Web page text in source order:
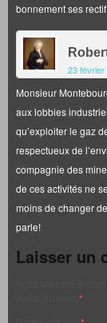
bonnement ses
23 février
Monsieur
aux lobbies
qu’exploiter le gaz
respectueux de
compagnie des
de ces activités ne
moins de changer
parle!
Laisser un
*